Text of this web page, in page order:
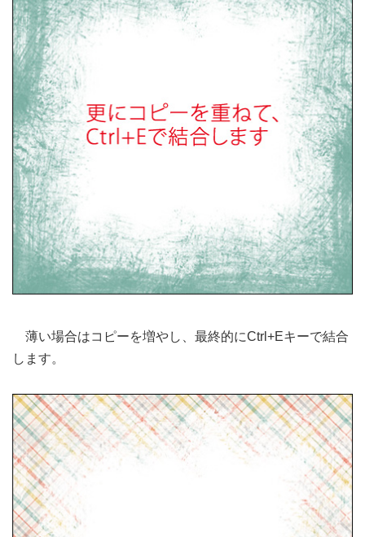
薄い場合はコピーを増やし、最終的にCtrl+Eキーで結合
します。